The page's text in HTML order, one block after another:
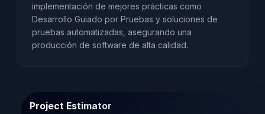
implementación de mejores prácticas como
Desarrollo Guiado por Pruebas y soluciones de
pruebas automatizadas, asegurando una
producción de software de alta calidad.
Project Estimator